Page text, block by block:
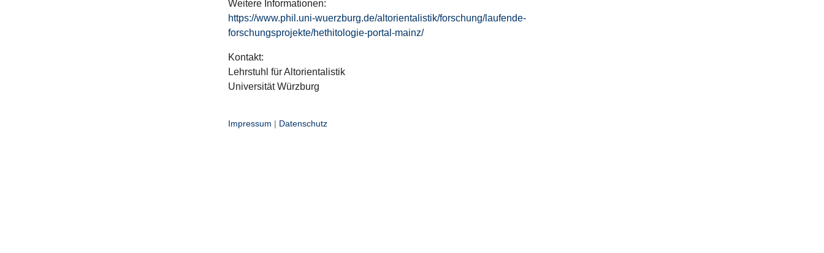
Weitere Informationen:
https://www.phil.uni-wuerzburg.de/altorientalistik/forschung/laufende-
forschungsprojekte/hethitologie-portal-mainz/
Kontakt:
Lehrstuhl für Altorientalistik
Universität Würzburg
Impressum | Datenschutz